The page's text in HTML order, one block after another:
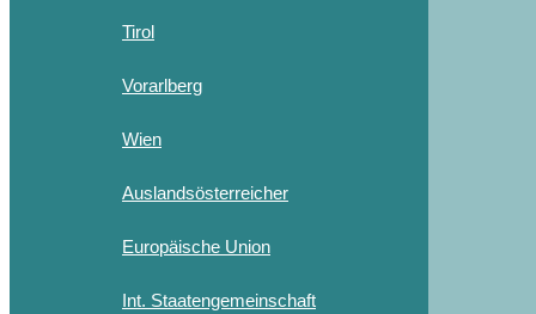
Tirol
Vorarlberg
Wien
Auslandsösterreicher
Europäische Union
Int. Staatengemeinschaft